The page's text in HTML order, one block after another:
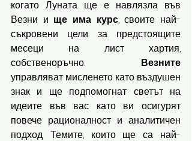
когато Луната ще е навлязла във
Везни и ще има курс, своите най-
съкровени цели за предстоящите
месеци на лист хартия,
собственоръчно. Везните
управляват мисленето като въздушен
знак и ще подпомогнат светът на
идеите във вас като ви осигурят
повече рационалност и аналитичен
подход. Темите, които ще са най-